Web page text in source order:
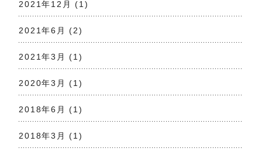
2021年12月 (1)
2021年6月 (2)
2021年3月 (1)
2020年3月 (1)
2018年6月 (1)
2018年3月 (1)